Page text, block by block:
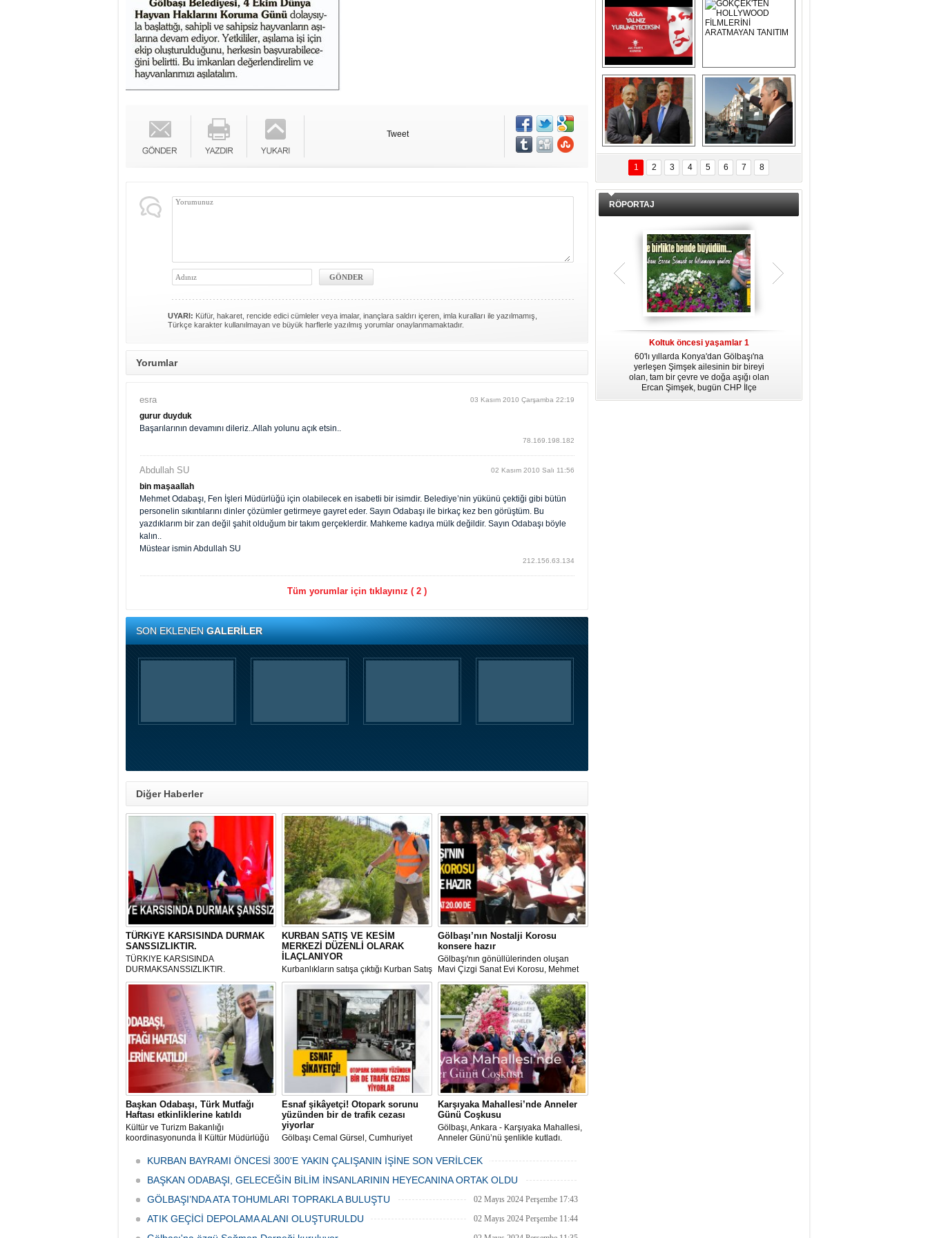
Tweet
UYARI: Küfür, hakaret, rencide edici cümleler veya imalar, inançlara saldırı içeren, imla kuralları ile yazılmamış,
Türkçe karakter kullanılmayan ve büyük harflerle yazılmış yorumlar onaylanmamaktadır.
Yorumlar
esra 03 Kasım 2010 Çarşamba 22:19
gurur duyduk
Başarılarının devamını dileriz..Allah yolunu açık etsin..
78.169.198.182
Abdullah SU 02 Kasım 2010 Salı 11:56
bin maşaallah
Mehmet Odabaşı, Fen İşleri Müdürlüğü için olabilecek en isabetli bir isimdir. Belediye’nin yükünü çektiği gibi bütün
personelin sıkıntılarını dinler çözümler getirmeye gayret eder. Sayın Odabaşı ile birkaç kez ben görüştüm. Bu
yazdıklarım bir zan değil şahit olduğum bir takım gerçeklerdir. Mahkeme kadıya mülk değildir. Sayın Odabaşı böyle
kalın..
Müstear ismin Abdullah SU
212.156.63.134
Tüm yorumlar için tıklayınız ( 2 )
SON EKLENENGALERİLER
Diğer Haberler
TÜRKiYE KARSISINDA DURMAK
SANSSIZLIKTIR.
TÜRKIYE KARSISINDA
DURMAKSANSSIZLIKTIR.
KURBAN SATIŞ VE KESİM
MERKEZİ DÜZENLİ OLARAK
İLAÇLANIYOR
Kurbanlıkların satışa çıktığı Kurban Satış
ve Kesim Merkezi, haşere ve
mikropların önüne geçilmesi amacıyla
her gün Gölbaşı Belediyesi ekipleri
tarafından düzenli olarak ilaçlanıyor.
Gölbaşı’nın Nostalji Korosu
konsere hazır
Gölbaşı'nın gönüllülerinden oluşan
Mavi Çizgi Sanat Evi Korosu, Mehmet
Akif Ersoy Kültür Merkezi’nde vereceği
konsere hızır.
Başkan Odabaşı, Türk Mutfağı
Haftası etkinliklerine katıldı
Kültür ve Turizm Bakanlığı
koordinasyonunda İl Kültür Müdürlüğü
Haftası" etkinlikleri Ankara'da devam
Esnaf şikâyetçi! Otopark sorunu
yüzünden bir de trafik cezası
yiyorlar
Gölbaşı Cemal Gürsel, Cumhuriyet
bulunan esnaf ve alışverişe gelen
vatandaşlar park cezaları yüzünden
canından bezdi.
Karşıyaka Mahallesi’nde Anneler
Günü Coşkusu
Gölbaşı, Ankara - Karşıyaka Mahallesi,
Anneler Günü’nü şenlikle kutladı.
öncülüğünde düzenlenen 1. Karşıyaka
KURBAN BAYRAMI ÖNCESİ 300'E YAKIN ÇALIŞANIN İŞİNE SON VERİLCEK
06 Mayıs 2024 Pazartesi 15:47
BAŞKAN ODABAŞI, GELECEĞİN BİLİM İNSANLARININ HEYECANINA ORTAK OLDU
06 Mayıs 2024 Pazartesi 15:31
GÖLBAŞI’NDA ATA TOHUMLARI TOPRAKLA BULUŞTU 02 Mayıs 2024 Perşembe 17:43
ATIK GEÇİCİ DEPOLAMA ALANI OLUŞTURULDU 02 Mayıs 2024 Perşembe 11:44
Asla Yalnız
Yürümeyeceksin
Uzun Adam
GÖKÇEK'TEN
HOLLYWOOD
FİLMLERİNİ
ARATMAYAN
TANITIM
DAL İÇERİ ZÜBÜK!
ERCAN ŞİMŞEK
GÖLBAŞI'NDA
KASIRGA ETKİSİ
YARATTI !
1 2 3 4 5 6 7 8
RÖPORTAJ
Koltuk öncesi yaşamlar 1
60'lı yıllarda Konya'dan Gölbaşı'na
yerleşen Şimşek ailesinin bir bireyi
olan, tam bir çevre ve doğa aşığı olan
Ercan Şimşek, bugün CHP İlçe
Başkanlığı yaptığı Gölbaşı'nda yaşam
Teşrik tekbiri nedir? Ne anlama gelir?